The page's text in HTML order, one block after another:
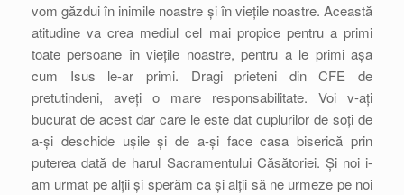
vom găzdui în inimile noastre și în viețile noastre. Această
atitudine va crea mediul cel mai propice pentru a primi
toate persoane în viețile noastre, pentru a le primi așa
cum Isus le-ar primi. Dragi prieteni din CFE de
pretutindeni, aveți o mare responsabilitate. Voi v-ați
bucurat de acest dar care le este dat cuplurilor de soți de
a-și deschide ușile și de a-și face casa biserică prin
puterea dată de harul Sacramentului Căsătoriei. Și noi i-
am urmat pe alții și sperăm ca și alții să ne urmeze pe noi